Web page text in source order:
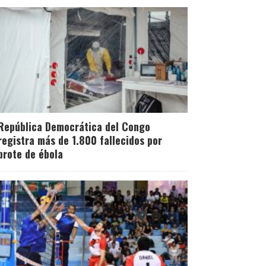
Democrática del Congo
más de 1.800 fallecidos por
de ébola